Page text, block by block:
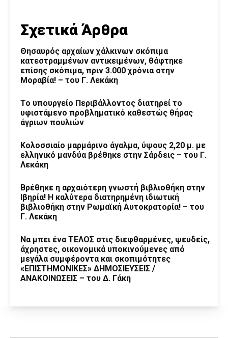
Σχετικά Άρθρα
Θησαυρός αρχαίων χάλκινων σκόπιμα
κατεστραμμένων αντικειμένων, θάφτηκε
επίσης σκόπιμα, πριν 3.000 χρόνια στην
Μοραβία! – του Γ. Λεκάκη
Το υπουργείο Περιβάλλοντος διατηρεί το
υφιστάμενο προβληματικό καθεστώς θήρας
άγριων πουλιών
Κολοσσιαίο μαρμάρινο άγαλμα, ύψους 2,20 μ. με
ελληνικό μανδύα βρέθηκε στην Σάρδεις – του Γ.
Λεκάκη
Βρέθηκε η αρχαιότερη γνωστή βιβλιοθήκη στην
Ιβηρία! Η καλύτερα διατηρημένη ιδιωτική
βιβλιοθήκη στην Ρωμαϊκή Αυτοκρατορία! – του
Γ. Λεκάκη
Να μπει ένα ΤΕΛΟΣ στις διεφθαρμένες, ψευδείς,
άχρηστες, οικονομικά υποκινούμενες από
μεγάλα συμφέροντα και σκοπιμότητες
«ΕΠΙΣΤΗΜΟΝΙΚΕΣ» ΔΗΜΟΣΙΕΥΣΕΙΣ /
ΑΝΑΚΟΙΝΩΣΕΙΣ – του Δ. Γάκη